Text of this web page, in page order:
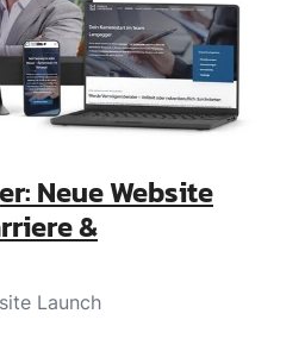
Neue Website
&
Launch